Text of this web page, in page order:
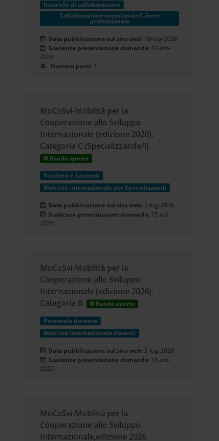
Incarichi di collaborazione
Collaborazione occasionale/Libero
professionale
Data pubblicazione sul sito web: 10-lug-2026
Scadenza presentazione domanda: 17-ott-
2026
Numero posti: 1
MoCoSvi-Mobilità per la
Cooperazione allo Sviluppo
Internazionale (edizione 2026).
Categoria C (Specializzande/i).
Bando aperto
Studenti e Laureati
Mobilità internazionale per Specializzandi
Data pubblicazione sul sito web: 2-lug-2026
Scadenza presentazione domanda: 15-ott-
2026
MoCoSvi-Mobilità per la
Cooperazione allo Sviluppo
Internazionale (edizione 2026).
Categoria B.
Bando aperto
Personale docente
Mobilità internazionale docenti
Data pubblicazione sul sito web: 2-lug-2026
Scadenza presentazione domanda: 15-ott-
2026
MoCoSvi-Mobilità per la
Cooperazione allo Sviluppo
Internazionale,edizione 2026